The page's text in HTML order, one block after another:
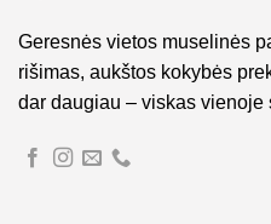
Geresnės vietos muselinės
rišimas, aukštos kokybės
dar daugiau – viskas vienoje